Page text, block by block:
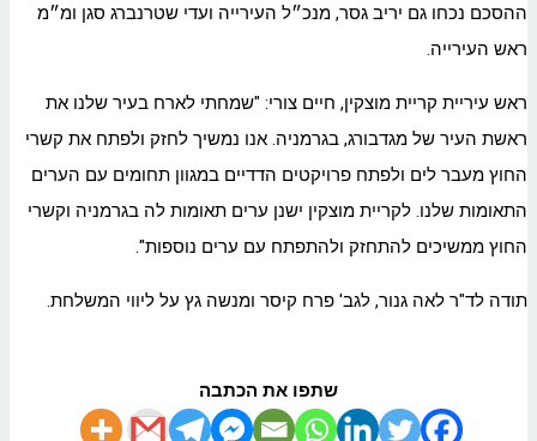
ההסכם נכחו גם יריב גסר, מנכ״ל העירייה ועדי שטרנברג סגן ומ״מ
ראש העירייה.
ראש עיריית קריית מוצקין, חיים צורי: "שמחתי לארח בעיר שלנו את
ראשת העיר של מגדבורג, בגרמניה. אנו נמשיך לחזק ולפתח את קשרי
החוץ מעבר לים ולפתח פרויקטים הדדיים במגוון תחומים עם הערים
התאומות שלנו. לקריית מוצקין ישנן ערים תאומות לה בגרמניה וקשרי
החוץ ממשיכים להתחזק ולהתפתח עם ערים נוספות".
תודה לד"ר לאה גנור, לגב' פרח קיסר ומנשה גץ על ליווי המשלחת.
שתפו את הכתבה